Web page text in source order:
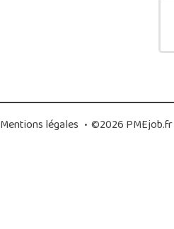
Mentions légales • ©2026 PMEjob.fr